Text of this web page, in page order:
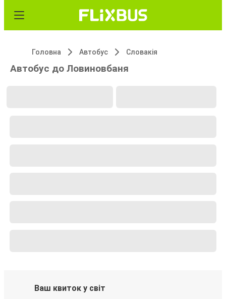
Головна Автобус Словакія
Автобус до Ловиновбаня
Ваш квиток у світ